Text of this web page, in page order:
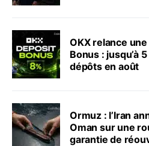
OKX relance
Bonus : jusqu’à
dépôts en août
Ormuz : l’Iran
Oman sur une
garantie de